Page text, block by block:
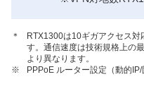
＊
RTX1300は10ギガアクセス
す。通信速度は技術規格上の
より異なります。
※
PPPoE ルーター設定（動的